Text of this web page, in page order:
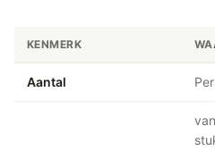
KENMERK
Aantal